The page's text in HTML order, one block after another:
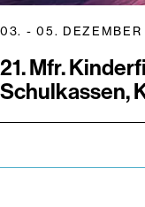
03. - 05.
21. Mfr.
Schulkassen,